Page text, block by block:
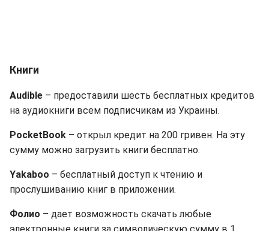
Книги
Audible – предоставили шесть бесплатных кредитов
на аудиокниги всем подписчикам из Украины.
PocketBook – открыл кредит на 200 гривен. На эту
сумму можно загрузить книги бесплатно.
Yakaboo – бесплатный доступ к чтению и
прослушиванию книг в приложении.
Фолио – дает возможность скачать любые